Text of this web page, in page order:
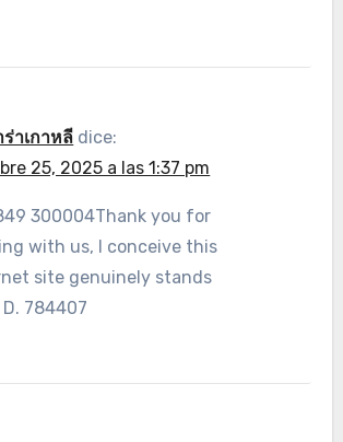
าเกาหลี dice:
25, 2025 a las 1:37 pm
300004Thank you for
with us, I conceive this
site genuinely stands
784407